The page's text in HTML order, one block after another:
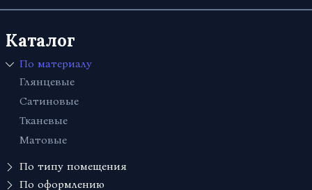
Каталог
По материалу
Глянцевые
Сатиновые
Тканевые
Матовые
По типу помещения
Для офиса
По оформлению